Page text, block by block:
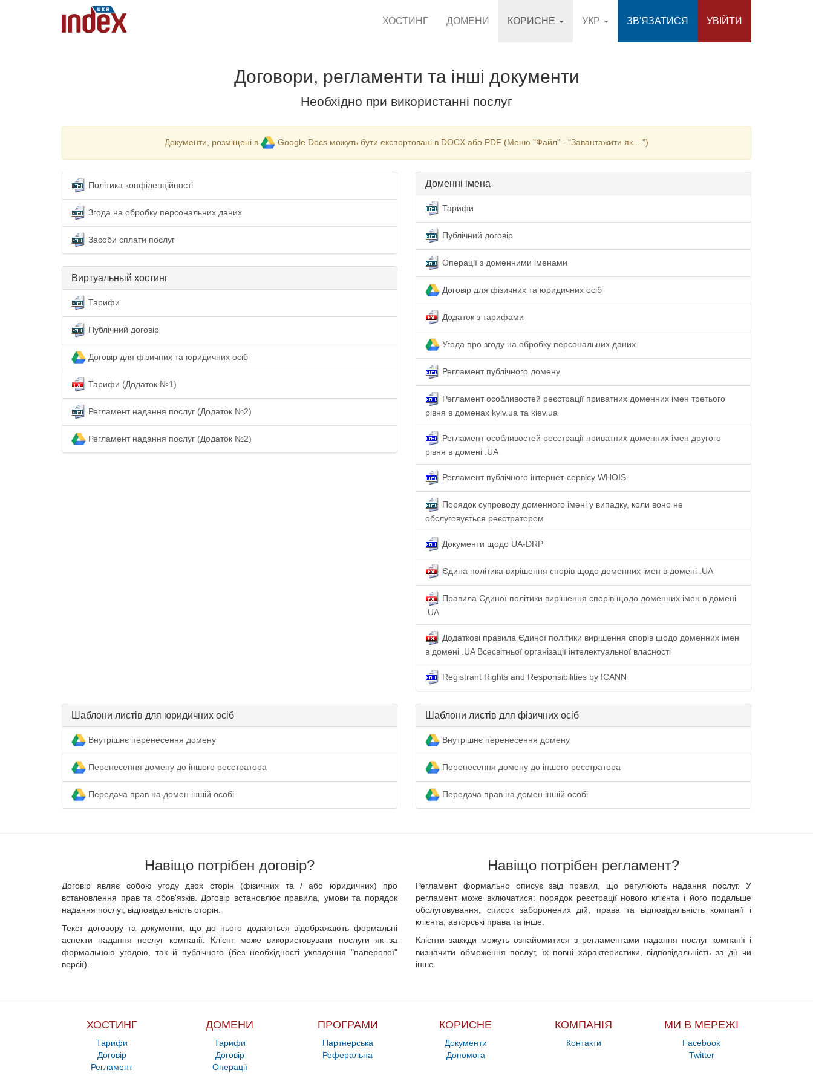
ХОСТИНГ ДОМЕНИ КОРИСНЕ УКР ЗВ'ЯЗАТИСЯ УВІЙТИ
Договори, регламенти та інші документи
Необхідно при використанні послуг
Документи, розміщені в Google Docs можуть бути експортовані в DOCX або PDF (Меню "Файл" - "Завантажити як ...")
Політика конфіденційності
Згода на обробку персональних даних
Засоби сплати послуг
Виртуальный хостинг
Тарифи
Публічний договір
Договір для фізичних та юридичних осіб
Тарифи (Додаток №1)
Регламент надання послуг (Додаток №2)
Регламент надання послуг (Додаток №2)
Доменні імена
Тарифи
Публічний договір
Операції з доменними іменами
Договір для фізичних та юридичних осіб
Додаток з тарифами
Угода про згоду на обробку персональних даних
Регламент публічного домену
Регламент особливостей реєстрації приватних доменних імен третього
рівня в доменах kyiv.ua та kiev.ua
Регламент особливостей реєстрації приватних доменних імен другого
рівня в домені .UA
Регламент публічного інтернет-сервісу WHOIS
Порядок супроводу доменного імені у випадку, коли воно не
обслуговується реєстратором
Документи щодо UA-DRP
Єдина політика вирішення спорів щодо доменних імен в домені .UA
Правила Єдиної політики вирішення спорів щодо доменних імен в домені
.UA
Додаткові правила Єдиної політики вирішення спорів щодо доменних імен
в домені .UA Всесвітньої організації інтелектуальної власності
Registrant Rights and Responsibilities by ICANN
Шаблони листів для юридичних осіб
Внутрішнє перенесення домену
Перенесення домену до іншого реєстратора
Передача прав на домен іншій особі
Шаблони листів для фізичних осіб
Внутрішнє перенесення домену
Перенесення домену до іншого реєстратора
Передача прав на домен іншій особі
Навіщо потрібен договір?
Договір являє собою угоду двох сторін (фізичних та / або юридичних) про
встановлення прав та обов'язків. Договір встановлює правила, умови та порядок
надання послуг, відповідальність сторін.
Текст договору та документи, що до нього додаються відображають формальні
аспекти надання послуг компанії. Клієнт може використовувати послуги як за
формальною угодою, так й публічного (без необхідності укладення "паперової"
версії).
Навіщо потрібен регламент?
Регламент формально описує звід правил, що регулюють надання послуг. У
регламент може включатися: порядок реєстрації нового клієнта і його подальше
обслуговування, список заборонених дій, права та відповідальність компанії і
клієнта, авторські права та інше.
Клієнти завжди можуть ознайомитися з регламентами надання послуг компанії і
визначити обмеження послуг, їх повні характеристики, відповідальність за дії чи
інше.
ХОСТИНГ
Тарифи
Договір
Регламент
ДОМЕНИ
Тарифи
Договір
Операції
ПРОГРАМИ
Партнерська
Реферальна
КОРИСНЕ
Документи
Допомога
КОМПАНІЯ
Контакти
МИ В МЕРЕЖІ
Facebook
Twitter